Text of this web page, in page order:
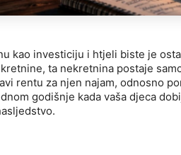
kao investiciju i htjeli biste je
ta nekretnina postaje
rentu za njen najam, odnosno
godišnje kada vaša djeca